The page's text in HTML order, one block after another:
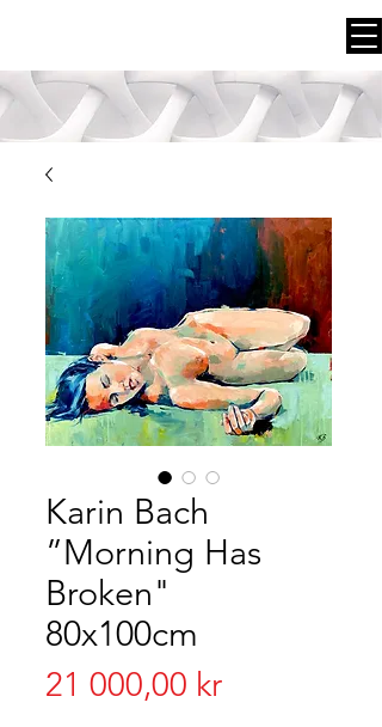
Karin Bach
”Morning Has
Broken"
80x100cm
21 000,00 krPris